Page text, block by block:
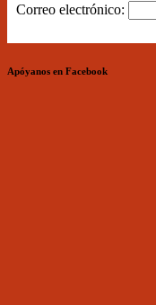
Correo electrónico:
Apóyanos en Facebook